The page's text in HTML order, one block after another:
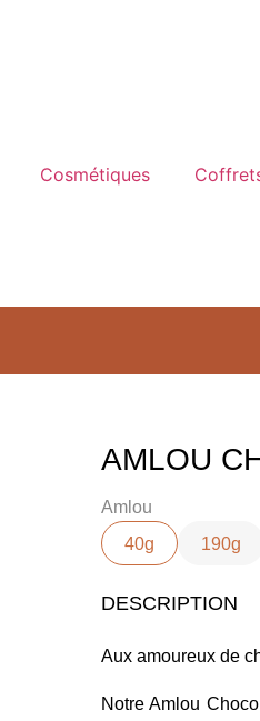
Cosmétiques
AMLOU
Amlou
40g 190g
DESCRIPTION
Aux amoureux de
Notre Amlou